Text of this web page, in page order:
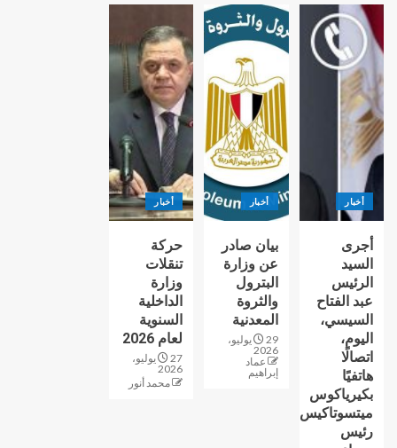
أخبار
أجرى
السيد
الرئيس
عبد الفتاح
السيسي،
اليوم،
اتصالًا
هاتفيًا
بكيرياكوس
ميتسوتاكيس
رئيس
أخبار
بيان صادر
عن وزارة
البترول
والثروة
المعدنية
29 يوليو،
2026
عماد
إبراهيم
أخبار
حركة
تنقلات
وزارة
الداخلية
السنوية
لعام 2026
27 يوليو،
2026
محمد أنور